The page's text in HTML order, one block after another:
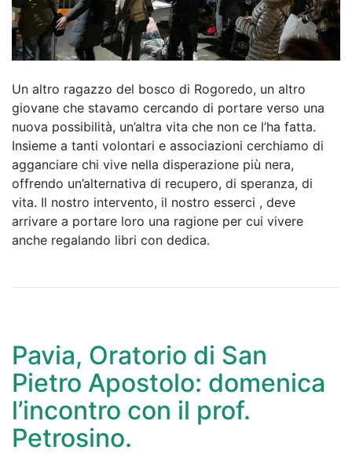
Un altro ragazzo del bosco di Rogoredo, un altro
giovane che stavamo cercando di portare verso una
nuova possibilità, un’altra vita che non ce l’ha fatta.
Insieme a tanti volontari e associazioni cerchiamo di
agganciare chi vive nella disperazione più nera,
offrendo un’alternativa di recupero, di speranza, di
vita. Il nostro intervento, il nostro esserci , deve
arrivare a portare loro una ragione per cui vivere
anche regalando libri con dedica.
Pavia, Oratorio di San
Pietro Apostolo: domenica
l’incontro con il prof.
Petrosino.